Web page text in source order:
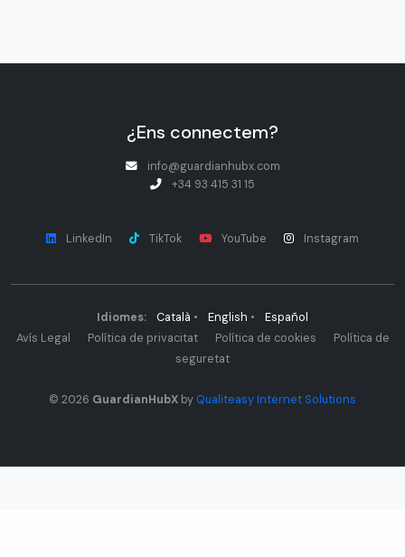
¿Ens connectem?
info@guardianhubx.com
+34 93 415 31 15
LinkedIn TikTok YouTube Instagram
Idiomes: Català • English •
Español
Avís Legal
Política de privacitat Política de cookies
Política de
seguretat
© 2026 GuardianHubX by Qualiteasy Internet Solutions